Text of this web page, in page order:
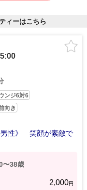
ィーはこちら
ンジ6対6
向き
男性》 笑顔が素敵で
〜38歳
2,000円